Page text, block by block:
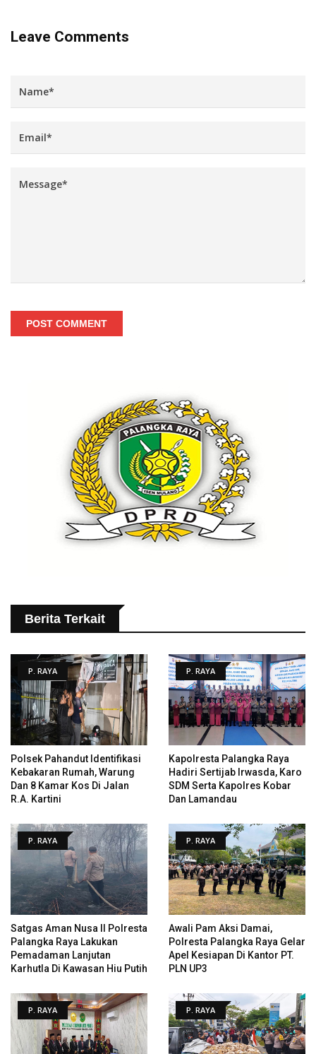
Leave Comments
POST COMMENT
Berita Terkait
P. RAYA
Polsek Pahandut Identifikasi
Kebakaran Rumah, Warung
Dan 8 Kamar Kos Di Jalan
R.A. Kartini
P. RAYA
Kapolresta Palangka Raya
Hadiri Sertijab Irwasda, Karo
SDM Serta Kapolres Kobar
Dan Lamandau
P. RAYA
Satgas Aman Nusa II Polresta
Palangka Raya Lakukan
Pemadaman Lanjutan
Karhutla Di Kawasan Hiu Putih
P. RAYA
Awali Pam Aksi Damai,
Polresta Palangka Raya Gelar
Apel Kesiapan Di Kantor PT.
PLN UP3
P. RAYA P. RAYA